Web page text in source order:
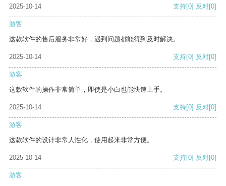
2025-10-14 支持[0] 反对[0]
游客
这款软件的售后服务非常好，遇到问题都能得到及时解决。
2025-10-14 支持[0] 反对[0]
游客
这款软件的操作非常简单，即使是小白也能快速上手。
2025-10-14 支持[0] 反对[0]
游客
这款软件的设计非常人性化，使用起来非常方便。
2025-10-14 支持[0] 反对[0]
游客